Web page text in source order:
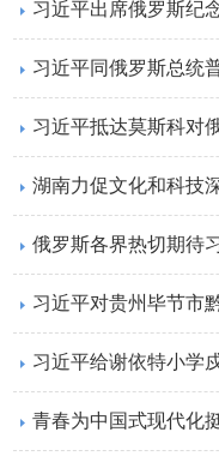
习近平出席俄罗斯纪
习近平同俄罗斯总统
习近平抵达莫斯科对
湖南力促文化和科技
习近平对贵州毕节市
习近平给谢依特小学
青春为中国式现代化